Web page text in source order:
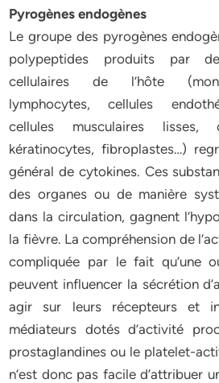
Pyrogènes endogènes
Le groupe des pyrogènes
polypeptides produits par
cellulaires de l’hôte
lymphocytes, cellules
cellules musculaires lisses,
kératinocytes, fibroplastes…)
général de cytokines. Ces
des organes ou de manière
dans la circulation, gagnent
la fièvre. La compréhension de
compliquée par le fait qu’une
peuvent influencer la sécrétion
agir sur leurs récepteurs et
médiateurs dotés d’activité
prostaglandines ou le platelet-
n’est donc pas facile d’attribuer